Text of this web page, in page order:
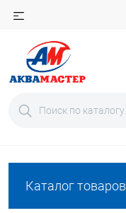
Каталог товаров